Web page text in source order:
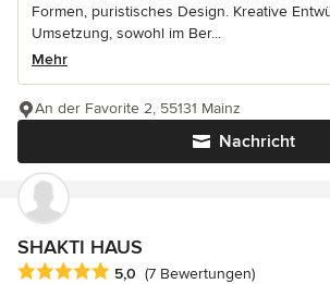
Formen, puristisches Design. Kreative
Umsetzung, sowohl im Ber...
Mehr
Nachricht
An der Favorite 2, 55131 Mainz
SHAKTI HAUS
Durchschnittliche Bewertung: 5 von 5
5,0 (7 Bewertungen)